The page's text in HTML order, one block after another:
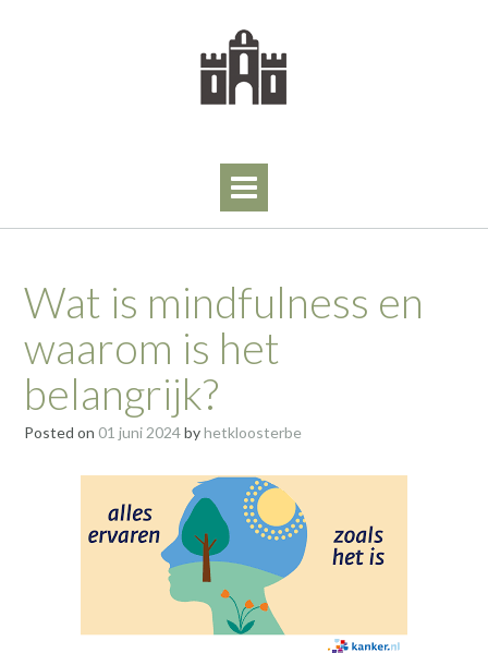
Wat is mindfulness en
waarom is het
belangrijk?
Posted on 01 juni 2024byhetkloosterbe